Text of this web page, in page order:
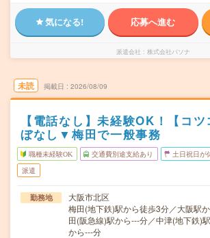
気になる! 応募へ進む
派遣会社 株式会社パソナ
未読 掲載日 2026/08/09
【電話なし】未経験OK！【コ
ぼなし▼梅田で一般事務
職種未経験OK 交通費別途支給あり 土日祝日が
派遣
勤務地
大阪市北区
梅田(地下鉄)駅から徒歩3分／大阪駅
田(阪急線)駅から---分／中津(地下鉄)
から---分